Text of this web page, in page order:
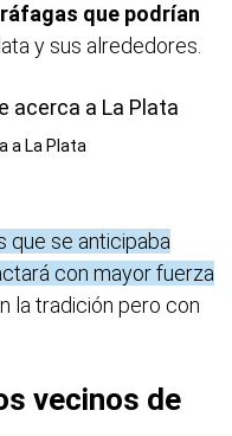
ráfagas que podrían
y sus alrededores.
a La Plata
que se anticipaba
con mayor fuerza
la tradición pero con
vecinos de